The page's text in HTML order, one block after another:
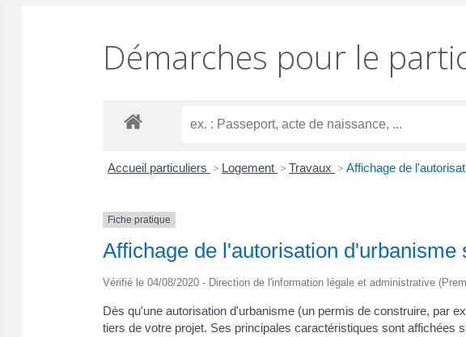
Démarches pour le
Accueil particuliers > Logement > Travaux > Affichage de
Fiche pratique
Affichage de l'autorisation d'urbanisme
Vérifié le 04/08/2020 - Direction de l'information légale et administrative
Dès qu'une autorisation d'urbanisme (un permis de construire, par
tiers de votre projet. Ses principales caractéristiques sont affichées